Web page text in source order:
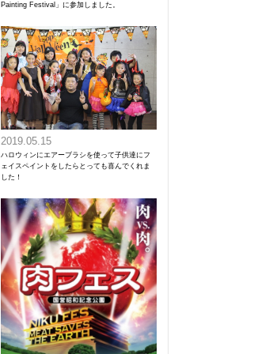
Painting Festival」に参加しました。
2019.05.15
ハロウィンにエアーブラシを使って子供達にフ
ェイスペイントをしたらとっても喜んでくれま
した！